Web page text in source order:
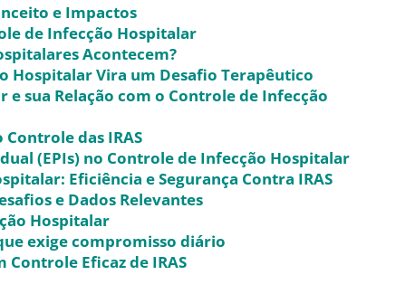
e Impactos
de Infecção Hospitalar
Acontecem?
Hospitalar Vira um Desafio Terapêutico
sua Relação com o Controle de Infecção
das IRAS
(EPIs) no Controle de Infecção Hospitalar
Eficiência e Segurança Contra IRAS
e Dados Relevantes
Hospitalar
exige compromisso diário
Eficaz de IRAS